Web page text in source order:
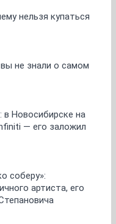
нельзя купаться
не знали о самом
Новосибирске на
— его заложил
соберу»:
артиста, его